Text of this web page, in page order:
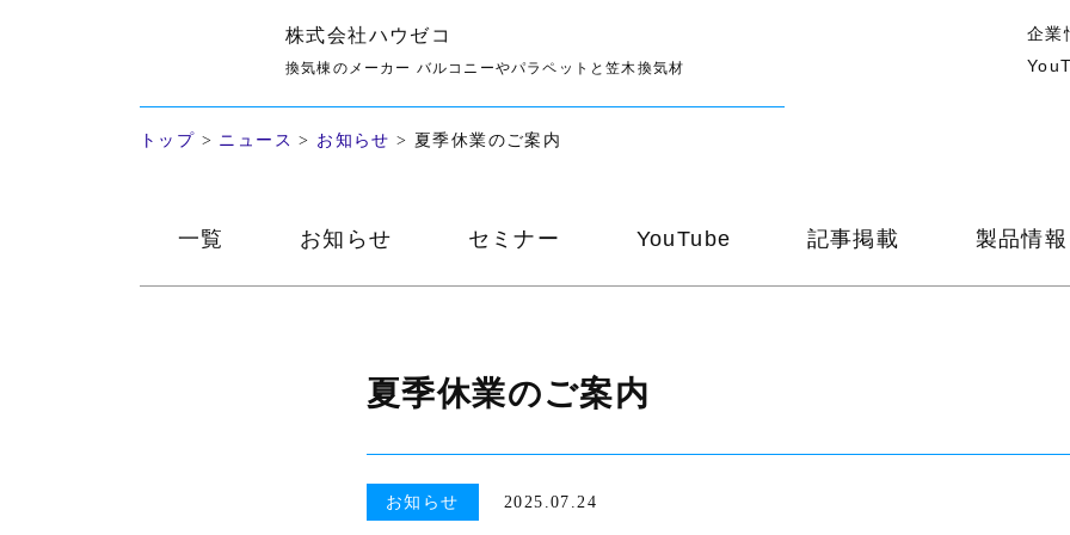
株式会社ハウゼコ
換気棟のメーカー バルコニーやパラペットと笠木換気材
企業
お知らせ
トップ > ニュース > お知らせ > 夏季休業のご案内
一覧 お知らせ セミナー YouTube 記事掲載 製品情報
夏季休業のご案内
お知らせ 2025.07.24